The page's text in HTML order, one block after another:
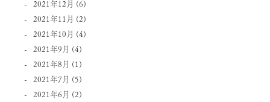
2021年12月 (6)
2021年11月 (2)
2021年10月 (4)
2021年9月 (4)
2021年8月 (1)
2021年7月 (5)
2021年6月 (2)